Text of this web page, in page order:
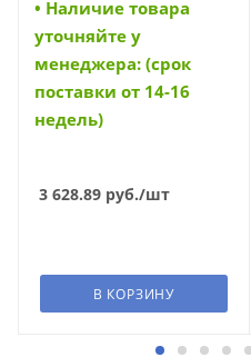
• Наличие товара
уточняйте у
менеджера: (срок
поставки от 14-16
недель)
3 628.89 руб./шт
В КОРЗИНУ